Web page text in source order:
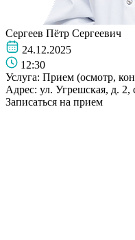
Сергеев Пётр Сергеевич
24.12.2025
12:30
Услуга: Прием (осмотр,
Адрес: ул. Угрешская, д. 2,
Записаться на прием